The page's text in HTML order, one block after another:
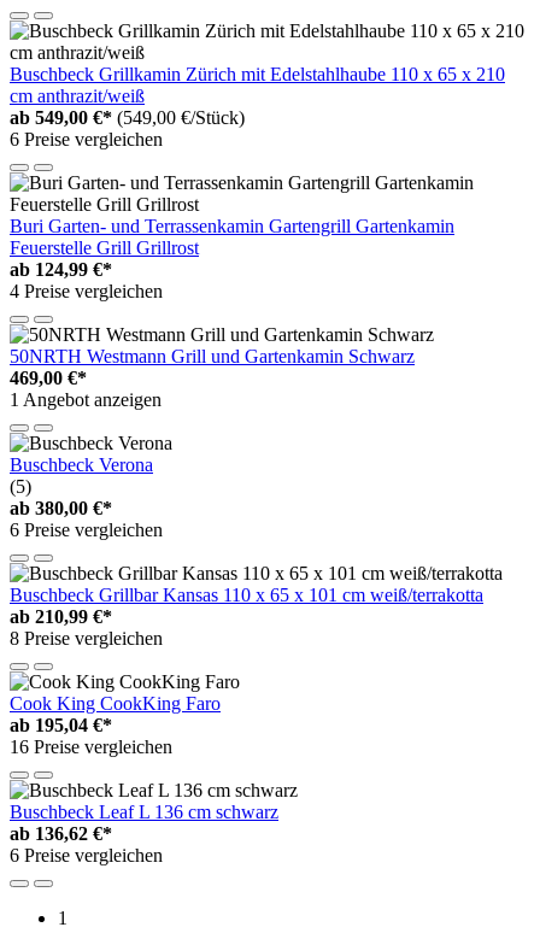
Buschbeck Grillkamin Zürich mit Edelstahlhaube 110 x 65 x 210
cm anthrazit/weiß
ab 549,00 €* (549,00 €/Stück)
6 Preise vergleichen
Buri Garten- und Terrassenkamin Gartengrill Gartenkamin
Feuerstelle Grill Grillrost
ab 124,99 €*
4 Preise vergleichen
50NRTH Westmann Grill und Gartenkamin Schwarz
469,00 €*
1 Angebot anzeigen
Buschbeck Verona
(5)
ab 380,00 €*
6 Preise vergleichen
Buschbeck Grillbar Kansas 110 x 65 x 101 cm weiß/terrakotta
ab 210,99 €*
8 Preise vergleichen
Cook King CookKing Faro
ab 195,04 €*
16 Preise vergleichen
Buschbeck Leaf L 136 cm schwarz
ab 136,62 €*
6 Preise vergleichen
1